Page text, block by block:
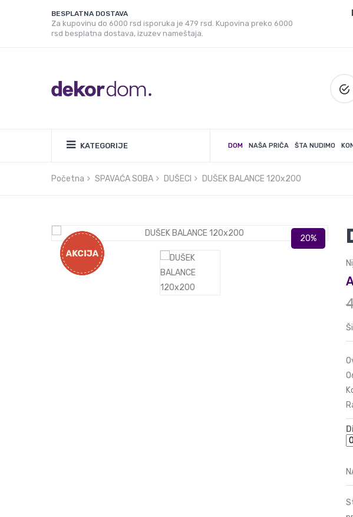
BESPLATNA DOSTAVA
Za kupovinu do 6000 rsd isporuka je 479 rsd. Kupovina preko 6000
rsd besplatna dostava, izuzev nameštaja.
KATEGORIJE DOM NAŠA PRIČA ŠTA NUDIMO
Početna SPAVAĆA SOBA DUŠECI DUŠEK BALANCE 120x200